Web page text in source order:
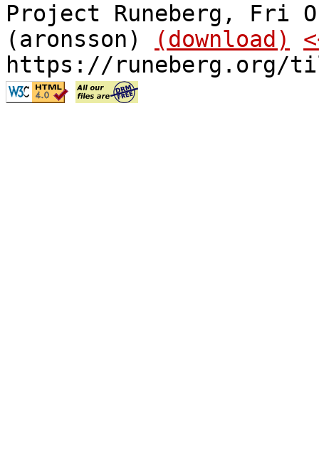
Project Runeberg, Fri
(aronsson)
(download)
https://runeberg.org/